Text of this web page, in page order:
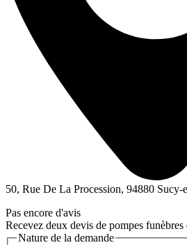
50, Rue De La Procession, 94880 Sucy-
Pas encore d'avis
Recevez deux devis de pompes funèbres
Nature de la demande